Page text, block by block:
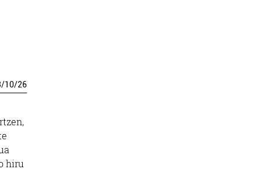
/10/26
hiru